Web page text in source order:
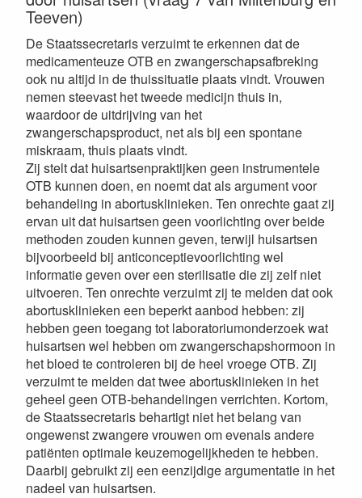
Teeven)
De Staatssecretaris verzuimt te erkennen dat de
medicamenteuze OTB en zwangerschapsafbreking
ook nu altijd in de thuissituatie plaats vindt. Vrouwen
nemen steevast het tweede medicijn thuis in,
waardoor de uitdrijving van het
zwangerschapsproduct, net als bij een spontane
miskraam, thuis plaats vindt.
Zij stelt dat huisartsenpraktijken geen instrumentele
OTB kunnen doen, en noemt dat als argument voor
behandeling in abortusklinieken. Ten onrechte gaat zij
ervan uit dat huisartsen geen voorlichting over beide
methoden zouden kunnen geven, terwijl huisartsen
bijvoorbeeld bij anticonceptievoorlichting wel
informatie geven over een sterilisatie die zij zelf niet
uitvoeren. Ten onrechte verzuimt zij te melden dat ook
abortusklinieken een beperkt aanbod hebben: zij
hebben geen toegang tot laboratoriumonderzoek wat
huisartsen wel hebben om zwangerschapshormoon in
het bloed te controleren bij de heel vroege OTB. Zij
verzuimt te melden dat twee abortusklinieken in het
geheel geen OTB-behandelingen verrichten. Kortom,
de Staatssecretaris behartigt niet het belang van
ongewenst zwangere vrouwen om evenals andere
patiënten optimale keuzemogelijkheden te hebben.
Daarbij gebruikt zij een eenzijdige argumentatie in het
nadeel van huisartsen.